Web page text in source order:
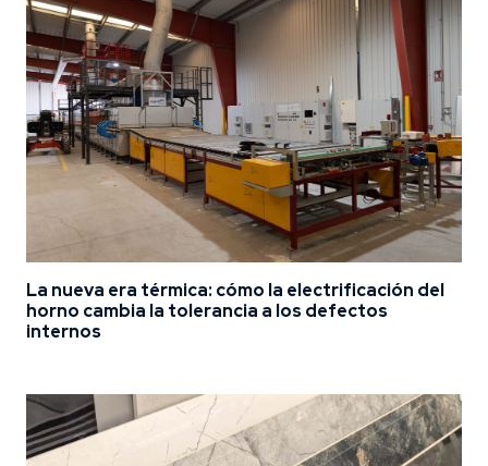
La nueva era térmica: cómo la electrificación del
horno cambia la tolerancia a los defectos
internos